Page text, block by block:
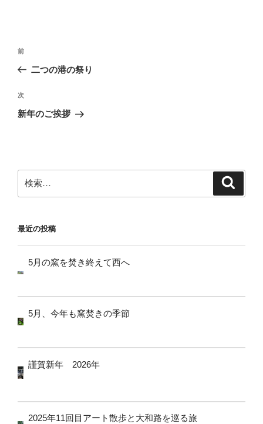
投
ナ
ビ
ゲ
ン
前
の
稿
前
二つの港の祭り
次
の
次
新年のご挨拶
索:
最近の投稿
5月の窯を焚き終えて西へ
5月、今年も窯焚きの季節
謹賀新年 2026年
2025年11回目アート散歩と大和路を巡る旅